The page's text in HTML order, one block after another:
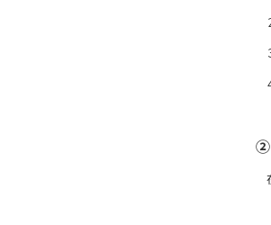
②